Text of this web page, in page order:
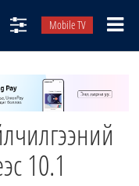
Mobile TV
10.1